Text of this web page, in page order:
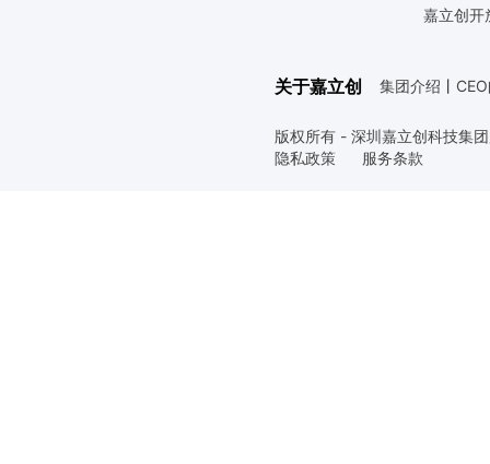
嘉立创开
关于嘉立创 集团介绍 丨
版权所有 - 深圳嘉立创科技集
隐私政策
服务条款